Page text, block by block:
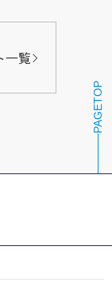
一覧
PAGETOP